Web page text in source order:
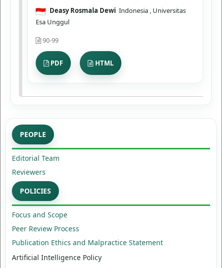
Deasy Rosmala Dewi Indonesia , Universitas
Esa Unggul
90-99
PDF HTML
PEOPLE
Editorial Team
Reviewers
POLICIES
Focus and Scope
Peer Review Process
Publication Ethics and Malpractice Statement
Artificial Intelligence Policy